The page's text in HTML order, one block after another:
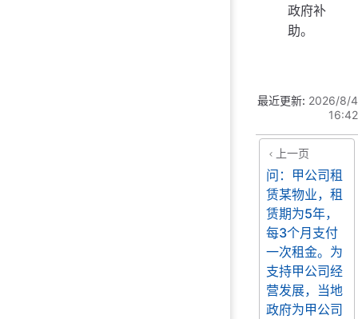
政府补
助。
最近更新: 2026/8/4
16:42
上一页
问：甲公司租
赁某物业，租
赁期为5年，
每3个月支付
一次租金。为
支持甲公司经
营发展，当地
政府为甲公司